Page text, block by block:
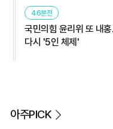
46분전
국민의힘 윤리위 또 내
다시 '5인 체제'
아주PICK